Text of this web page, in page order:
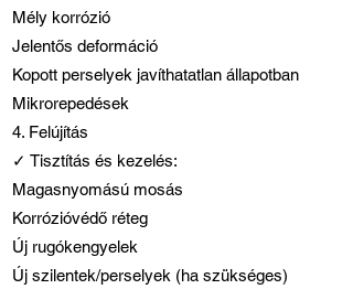
Mély korrózió
Jelentős deformáció
Kopott perselyek javíthatatlan állapotban
Mikrorepedések
4. Felújítás
✓ Tisztítás és kezelés:
Magasnyomású mosás
Korrózióvédő réteg
Új rugókengyelek
Új szilentek/perselyek (ha szükséges)